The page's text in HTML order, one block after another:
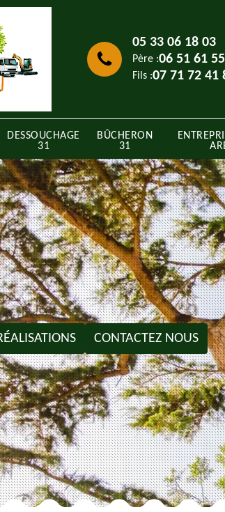
05 33 06 18 03
Père :06 51 61
Fils :07 71 72 41
DESSOUCHAGE
31
BÛCHERON
31
CONTACTEZ NOUS